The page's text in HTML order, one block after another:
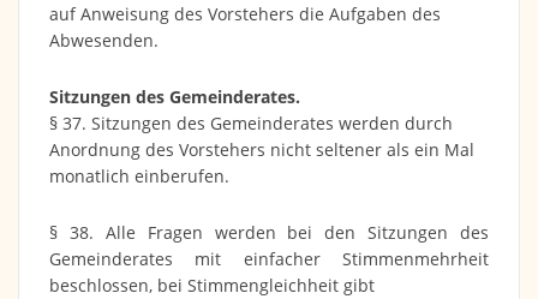
auf Anweisung des Vorstehers die Aufgaben des
Abwesenden.
Sitzungen des Gemeinderates.
§ 37. Sitzungen des Gemeinderates werden durch
Anordnung des Vorstehers nicht seltener als ein Mal
monatlich einberufen.
§ 38. Alle Fragen werden bei den Sitzungen des
Gemeinderates mit einfacher Stimmenmehrheit
beschlossen, bei Stimmengleichheit gibt